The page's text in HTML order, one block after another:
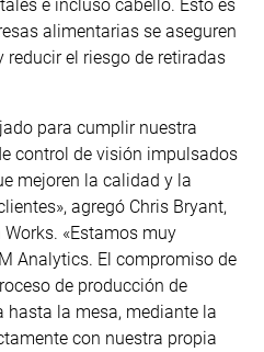
e incluso cabello. Esto es
alimentarias se aseguren
reducir el riesgo de retiradas
para cumplir nuestra
control de visión impulsados
mejoren la calidad y la
agregó Chris Bryant,
«Estamos muy
Analytics. El compromiso de
de producción de
hasta la mesa, mediante la
con nuestra propia